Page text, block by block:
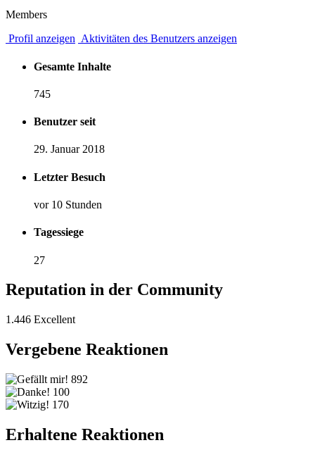
Members
Profil anzeigen Aktivitäten des Benutzers anzeigen
Gesamte Inhalte
745
Benutzer seit
29. Januar 2018
Letzter Besuch
vor 10 Stunden
Tagessiege
27
Reputation in der Community
1.446 Excellent
Vergebene Reaktionen
892
100
170
Erhaltene Reaktionen